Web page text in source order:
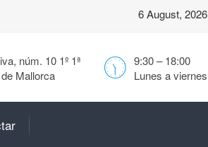
6 August, 2026
9:30 – 18:00
Lunes a viernes
núm. 10 1º 1ª
Mallorca